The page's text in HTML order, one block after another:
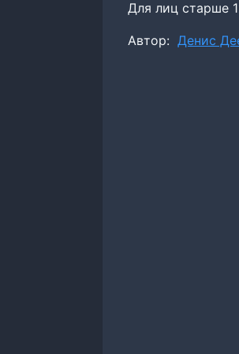
Для лиц старше
Метки
Автор: Денис